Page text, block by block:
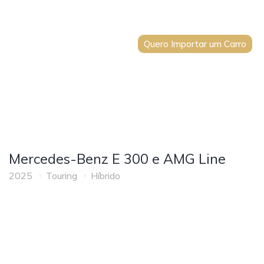
Quero Importar um Carro
Mercedes-Benz E 300 e AMG Line
2025 Touring Híbrido